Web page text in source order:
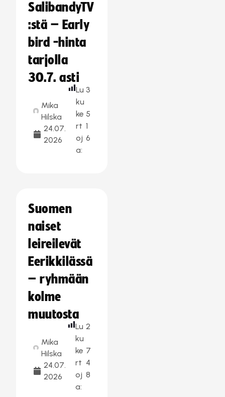
SalibandyTV
:stä – Early
bird -hinta
tarjolla
30.7. asti
Mika
Hilska
24.07.
2026
Lu
ku
ke
rt
oj
a:
3
5
1
6
Suomen
naiset
leireilevät
Eerikkilässä
– ryhmään
kolme
muutosta
Mika
Hilska
24.07.
2026
Lu
ku
ke
rt
oj
a:
2
7
4
8